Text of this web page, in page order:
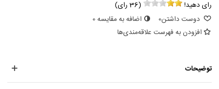
رای دهید! (
36 رای)
دوست داشتن0 اضافه به مقایسه0
افزودن به فهرست علاقه‌مندی‌ها
توضیحات